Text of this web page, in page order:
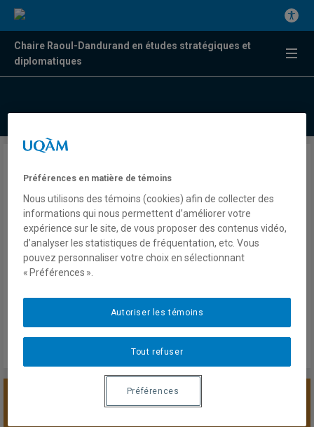
Chaire Raoul-Dandurand en études stratégiques et
diplomatiques
Chronique politique
américaine
Félix Lemieux
Radio
ICI Radio-Canada Toronto
Y a pas deux matins pareils
Préférences en matière de témoins
Nous utilisons des témoins (cookies) afin de collecter des
informations qui nous permettent d’améliorer votre
expérience sur le site, de vous proposer des contenus vidéo,
d’analyser les statistiques de fréquentation, etc. Vous
pouvez personnaliser votre choix en sélectionnant
« Préférences ».
Tout refuser
Autoriser les témoins
Préférences